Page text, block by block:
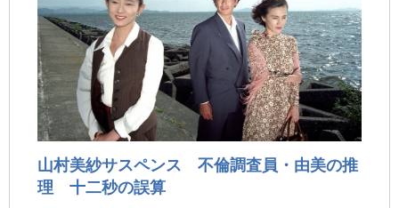
山村美紗サスペンス 不倫調査員・由美の推
理 十二秒の誤算